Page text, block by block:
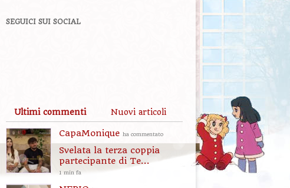
SEGUICI SUI SOCIAL
Ultimi commenti Nuovi articoli
CapaMonique ha commentato
Svelata la terza coppia
partecipante di Te...
1 min fa